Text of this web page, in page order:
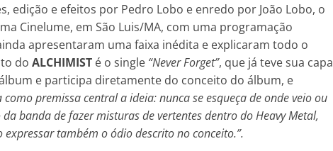
edição e efeitos por Pedro Lobo e enredo por João Lobo, o
Cinelume, em São Luis/MA, com uma programação
apresentaram uma faixa inédita e explicaram todo o
do ALCHIMIST é o single “Never Forget”, que já teve sua capa
e participa diretamente do conceito do álbum, e
como premissa central a ideia: nunca se esqueça de onde veio ou
banda de fazer misturas de vertentes dentro do Heavy Metal,
também o ódio descrito no conceito.”.